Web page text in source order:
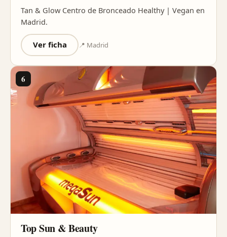
Tan & Glow Centro de Bronceado Healthy | Vegan en
Madrid.
Ver ficha 📍 Madrid
6
Top Sun & Beauty